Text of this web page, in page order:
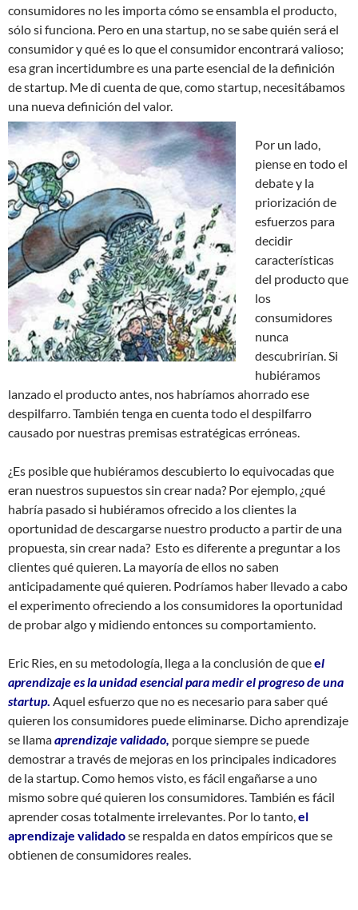
consumidores no les importa cómo se ensambla el producto,
sólo si funciona. Pero en una startup, no se sabe quién será el
consumidor y qué es lo que el consumidor encontrará valioso;
esa gran incertidumbre es una parte esencial de la definición
de startup. Me di cuenta de que, como startup, necesitábamos
una nueva definición del valor.
Por un lado,
piense en todo el
debate y la
priorización de
esfuerzos para
decidir
características
del producto que
los
consumidores
nunca
descubrirían. Si
hubiéramos
lanzado el producto antes, nos habríamos ahorrado ese
despilfarro. También tenga en cuenta todo el despilfarro
causado por nuestras premisas estratégicas erróneas.
¿Es posible que hubiéramos descubierto lo equivocadas que
eran nuestros supuestos sin crear nada? Por ejemplo, ¿qué
habría pasado si hubiéramos ofrecido a los clientes la
oportunidad de descargarse nuestro producto a partir de una
propuesta, sin crear nada? Esto es diferente a preguntar a los
clientes qué quieren. La mayoría de ellos no saben
anticipadamente qué quieren. Podríamos haber llevado a cabo
el experimento ofreciendo a los consumidores la oportunidad
de probar algo y midiendo entonces su comportamiento.
Eric Ries, en su metodología, llega a la conclusión de queel
aprendizaje es la unidad esencial para medir el progreso de una
startup. Aquel esfuerzo que no es necesario para saber qué
quieren los consumidores puede eliminarse. Dicho aprendizaje
se llamaaprendizaje validado, porque siempre se puede
demostrar a través de mejoras en los principales indicadores
de la startup. Como hemos visto, es fácil engañarse a uno
mismo sobre qué quieren los consumidores. También es fácil
aprender cosas totalmente irrelevantes. Por lo tanto,el
aprendizaje validadose respalda en datos empíricos que se
obtienen de consumidores reales.